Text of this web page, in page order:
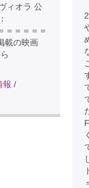
ィオラ 公
＝＝＝＝＝
載の映画
報 /